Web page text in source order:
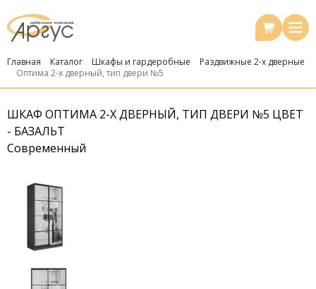
Главная Каталог Шкафы и гардеробные
Раздвижные 2-х дверные
Оптима 2-х дверный, тип двери №5
ШКАФ ОПТИМА 2-Х ДВЕРНЫЙ, ТИП ДВЕРИ №5 ЦВЕТ
- БАЗАЛЬТ
Современный